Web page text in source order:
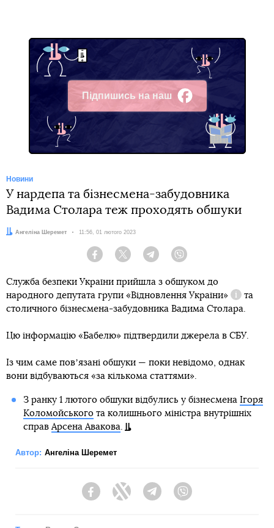
Підпишись на наш
Facebook
Новини
У нардепа та бізнесмена-забудовника
Вадима Столара теж проходять обшуки
Автор:
Ангеліна Шеремет Дата:
11:56, 01 лютого 2023
Facebook Twitter Telegram
Служба безпеки України прийшла з обшуком до
народного депутата групи «Відновлення України»
Довідка
та
столичного бізнесмена-забудовника Вадима Столара.
Цю інформацію «Бабелю» підтвердили джерела в СБУ.
Із чим саме повʼязані обшуки — поки невідомо, однак
вони відбуваються «за кількома статтями».
З ранку 1 лютого обшуки відбулись у бізнесмена Ігоря
Коломойськогота колишнього міністра внутрішніх
справАрсена Авакова.
Автор: Ангеліна Шеремет
FacebookTwitter Telegram